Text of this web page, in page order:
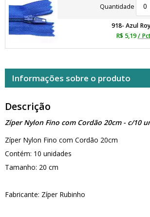
Quantidade
918- Azul
R$ 5,19/
Informações sobre o produto
Descrição
Zíper Nylon Fino com Cordão 20cm - c/10
Zíper Nylon Fino com Cordão 20cm
Contém: 10 unidades
Tamanho: 20 cm
Fabricante: Zíper Rubinho